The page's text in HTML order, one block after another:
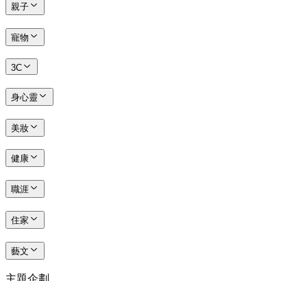
親子
寵物
3C
身心靈
美妝
健康
職涯
住家
藝文